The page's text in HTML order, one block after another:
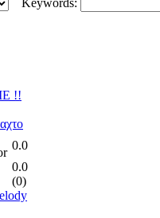
Keywords:
!!
0.0
0.0
(0)